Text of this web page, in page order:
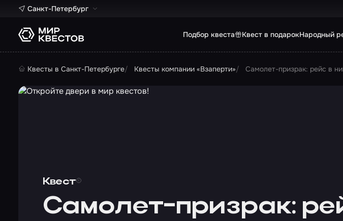
Санкт-Петербург
Подбор квеста Квест в подарокНародный
Квесты в Санкт-Петербурге Квесты компании «Взаперти» Самолет-призрак: рейс в
Квест
Самолет-призрак: